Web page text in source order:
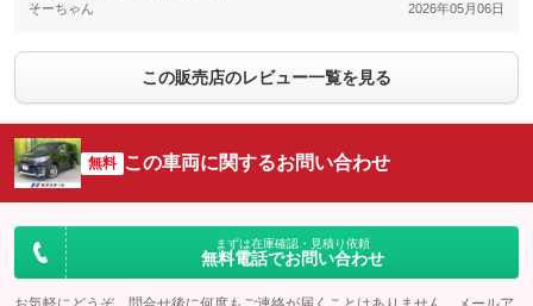
そーちゃん 2026年05月06日
この販売店のレビュー一覧を見る
無料 この車両に関するお問い合わせ
まずは在庫確認・見積り依頼
無料電話でお問い合わせ